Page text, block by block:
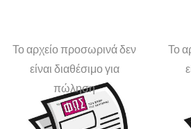
Το αρχείο προσωρινά δεν
είναι διαθέσιμο για
πώληση
Το